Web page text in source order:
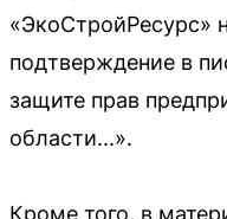
«ЭкоСтройРесурс»
подтверждение в
защите прав
области...».
Кроме того, в